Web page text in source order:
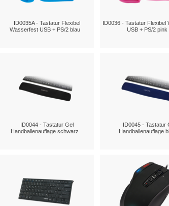
ID0035A - Tastatur Flexibel
Wasserfest USB + PS/2 blau
ID0036 - Tastatur Flexibel
USB + PS/2 pink
ID0044 - Tastatur Gel
Handballenauflage schwarz
ID0045 - Tastatur
Handballenauflage